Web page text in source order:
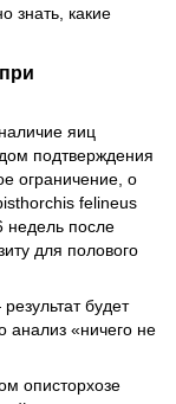
знать, какие
яиц
подтверждения
ограничение, о
felineus
недель после
для полового
будет
анализ «ничего не
описторхозе